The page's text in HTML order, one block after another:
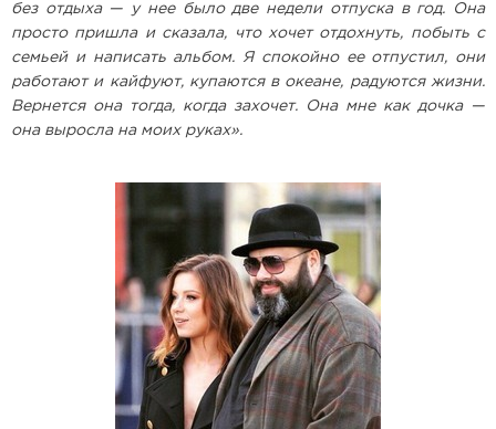
без отдыха — у нее было две недели отпуска в год. Она
просто пришла и сказала, что хочет отдохнуть, побыть с
семьей и написать альбом. Я спокойно ее отпустил, они
работают и кайфуют, купаются в океане, радуются жизни.
Вернется она тогда, когда захочет. Она мне как дочка —
она выросла на моих руках».